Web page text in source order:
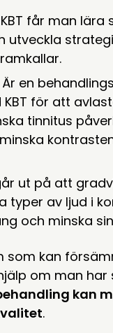
KBT får man
utveckla
en
för att
tinnitus
ut på att
av ljud i
och minska
kan
om man
kan
.